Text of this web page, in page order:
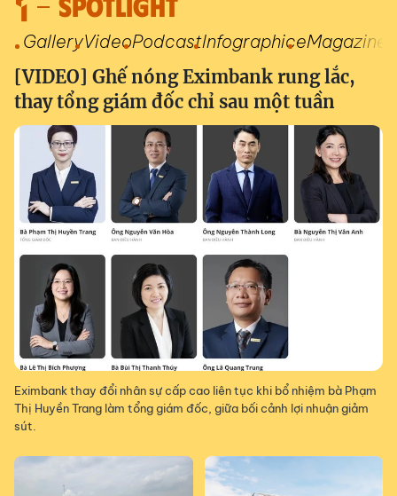
GalleryVideoPodcastInfographiceMagazine
[VIDEO] Ghế nóng Eximbank rung lắc,
thay tổng giám đốc chỉ sau một tuần
Eximbank thay đổi nhân sự cấp cao liên tục khi bổ nhiệm bà Phạm
Thị Huyền Trang làm tổng giám đốc, giữa bối cảnh lợi nhuận giảm
sút.